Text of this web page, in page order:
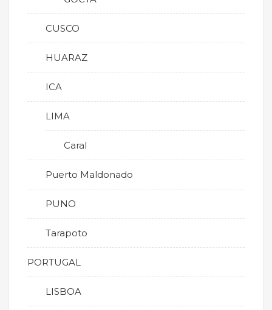
CUSCO
HUARAZ
ICA
LIMA
Caral
Puerto Maldonado
PUNO
Tarapoto
PORTUGAL
LISBOA